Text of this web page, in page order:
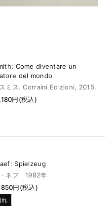
Come diventare un
del mondo
ミス. Corraini Edizioni, 2015.
円(税込)
Spielzeug
ネフ 1982年
円(税込)
れ